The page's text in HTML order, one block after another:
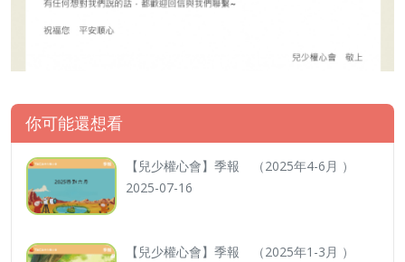
你可能還想看
【兒少權心會】季報 （2025年4-6月 ）
2025-07-16
【兒少權心會】季報 （2025年1-3月 ）